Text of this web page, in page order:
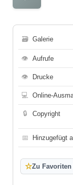
🗃 Galerie
👁 Aufrufe
👁 Drucke
💻 Online-
🔒 Copyright
📅 Hinzugefügt
☆Zu